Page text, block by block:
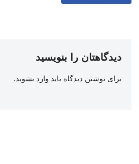
دیدگاهتان را بنویسید
برای نوشتن دیدگاه باید وارد بشوید.